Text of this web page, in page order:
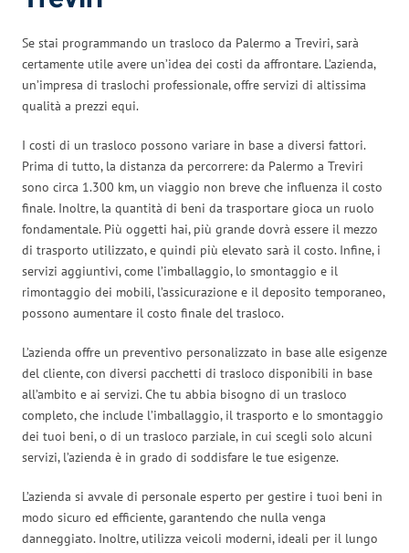
Se stai programmando un trasloco da Palermo a Treviri, sarà
certamente utile avere un’idea dei costi da affrontare. L’azienda,
un’impresa di traslochi professionale, offre servizi di altissima
qualità a prezzi equi.
I costi di un trasloco possono variare in base a diversi fattori.
Prima di tutto, la distanza da percorrere: da Palermo a Treviri
sono circa 1.300 km, un viaggio non breve che influenza il costo
finale. Inoltre, la quantità di beni da trasportare gioca un ruolo
fondamentale. Più oggetti hai, più grande dovrà essere il mezzo
di trasporto utilizzato, e quindi più elevato sarà il costo. Infine, i
servizi aggiuntivi, come l’imballaggio, lo smontaggio e il
rimontaggio dei mobili, l’assicurazione e il deposito temporaneo,
possono aumentare il costo finale del trasloco.
L’azienda offre un preventivo personalizzato in base alle esigenze
del cliente, con diversi pacchetti di trasloco disponibili in base
all’ambito e ai servizi. Che tu abbia bisogno di un trasloco
completo, che include l’imballaggio, il trasporto e lo smontaggio
dei tuoi beni, o di un trasloco parziale, in cui scegli solo alcuni
servizi, l’azienda è in grado di soddisfare le tue esigenze.
L’azienda si avvale di personale esperto per gestire i tuoi beni in
modo sicuro ed efficiente, garantendo che nulla venga
danneggiato. Inoltre, utilizza veicoli moderni, ideali per il lungo